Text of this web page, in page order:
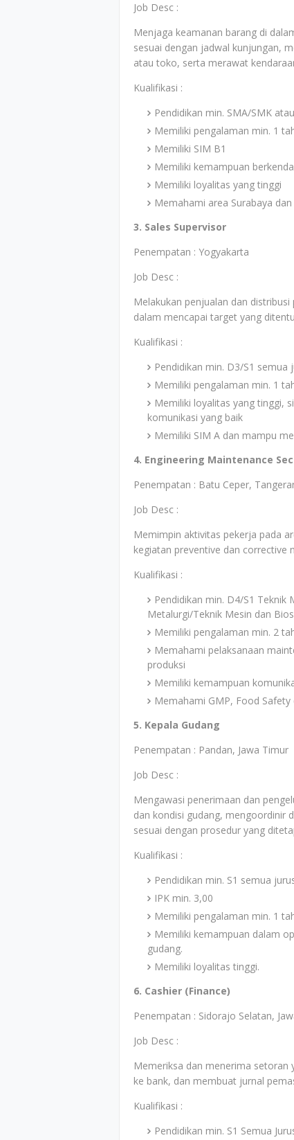
Job Desc :
Menjaga keamanan barang di
sesuai dengan jadwal kunjungan,
atau toko, serta merawat
Kualifikasi :
Pendidikan min. SMA/SMK
Memiliki pengalaman min. 1
Memiliki SIM B1
Memiliki kemampuan
Memiliki loyalitas yang tinggi
Memahami area Surabaya
3. Sales Supervisor
Penempatan : Yogyakarta
Job Desc :
Melakukan penjualan dan
dalam mencapai target yang
Kualifikasi :
Pendidikan min. D3/S1 semua
Memiliki pengalaman min. 1
Memiliki loyalitas yang tinggi,
komunikasi yang baik
Memiliki SIM A dan mampu
4. Engineering Maintenance
Penempatan : Batu Ceper,
Job Desc :
Memimpin aktivitas pekerja pada
kegiatan preventive dan corrective
Kualifikasi :
Pendidikan min. D4/S1
Metalurgi/Teknik Mesin dan
Memiliki pengalaman min. 2
Memahami pelaksanaan
produksi
Memiliki kemampuan
Memahami GMP, Food
5. Kepala Gudang
Penempatan : Pandan, Jawa Timur
Job Desc :
Mengawasi penerimaan dan
dan kondisi gudang, mengoordinir
sesuai dengan prosedur yang
Kualifikasi :
Pendidikan min. S1 semua
IPK min. 3,00
Memiliki pengalaman min. 1
Memiliki kemampuan dalam
gudang.
Memiliki loyalitas tinggi.
6. Cashier (Finance)
Penempatan : Sidorajo Selatan,
Job Desc :
Memeriksa dan menerima setoran
ke bank, dan membuat jurnal
Kualifikasi :
Pendidikan min. S1 Semua